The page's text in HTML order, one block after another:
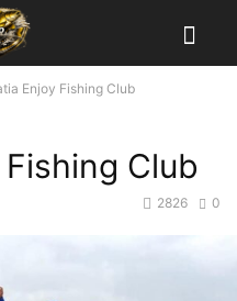
Enjoy Fishing Club
Club
0
2826